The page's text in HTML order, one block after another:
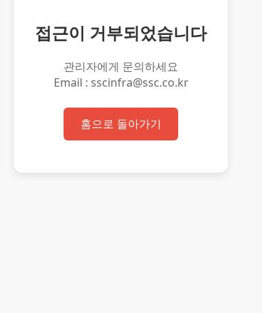
접근이 거부되었습니다
관리자에게 문의하세요
Email : sscinfra@ssc.co.kr
홈으로 돌아가기